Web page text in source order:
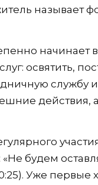
называет
начинает
освятить,
службу
действия, а
будем
Уже первые